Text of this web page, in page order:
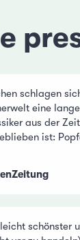
schlagen
eine
aus der
ist:
schönster